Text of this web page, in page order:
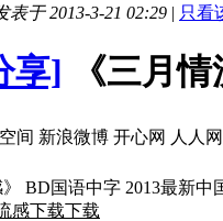
表于 2013-3-21 02:29 | 只看
享] 《三月
间 新浪微博 开心网 人人网
》 BD国语中字 2013最新中
感下载下载